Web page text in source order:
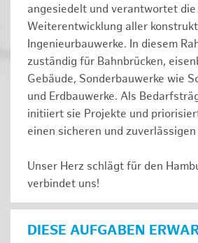
angesiedelt und verantwortet
Weiterentwicklung aller
Ingenieurbauwerke. In diesem
zuständig für Bahnbrücken,
Gebäude, Sonderbauwerke wie
und Erdbauwerke. Als
initiiert sie Projekte und
einen sicheren und
Unser Herz schlägt für den
verbindet uns!
DIESE AUFGABEN